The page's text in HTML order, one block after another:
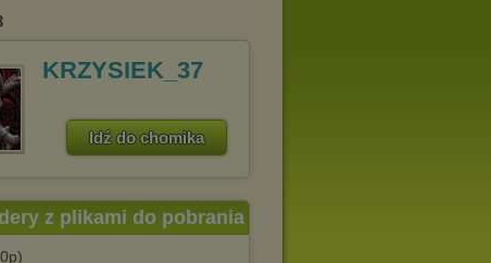
KRZYSIEK_37
Idź do chomika
z plikami do pobrania